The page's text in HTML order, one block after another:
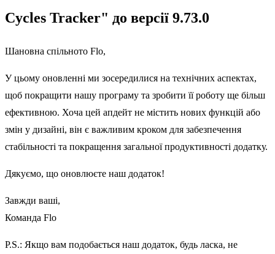
Cycles Tracker" до версії 9.73.0
Шановна спільното Flo,
У цьому оновленні ми зосередилися на технічних аспектах,
щоб покращити нашу програму та зробити її роботу ще більш
ефективною. Хоча цей апдейт не містить нових функцій або
змін у дизайні, він є важливим кроком для забезпечення
стабільності та покращення загальної продуктивності додатку.
Дякуємо, що оновлюєте наш додаток!
Завжди ваші,
Команда Flo
P.S.: Якщо вам подобається наш додаток, будь ласка, не